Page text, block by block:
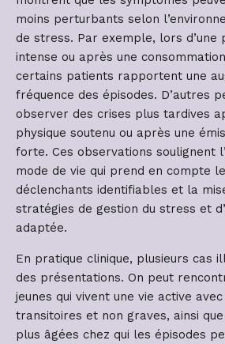
moins perturbants selon
de stress. Par exemple, lors d’une
intense ou après une
certains patients rapportent une
fréquence des épisodes. D’autres
observer des crises plus tardives
physique soutenu ou après une
forte. Ces observations soulignent
mode de vie qui prend en compte
déclenchants identifiables et la
stratégies de gestion du stress et
adaptée.
En pratique clinique, plusieurs cas
des présentations. On peut
jeunes qui vivent une vie active
transitoires et non graves, ainsi
plus âgées chez qui les épisodes